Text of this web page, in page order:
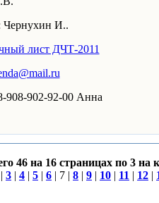
Чернухин И..
лист ДЧТ-2011
908-902-92-00 Анна
46 на 16 страницах по 3 на
| 3 | 4 | 5 | 6 | 7 | 8 | 9 | 10 | 11 | 12 |